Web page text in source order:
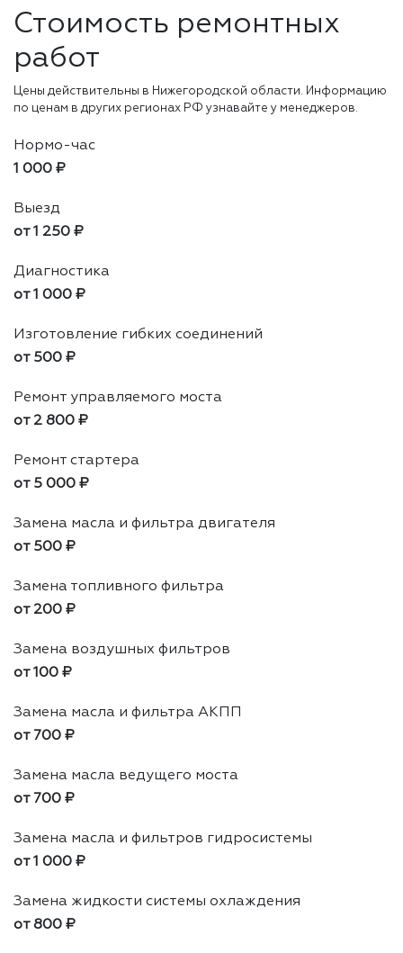
Стоимость ремонтных
работ
Цены действительны в Нижегородской области. Информацию
по ценам в других регионах РФ узнавайте у менеджеров.
Нормо-час
1 000 ₽
Выезд
от 1 250 ₽
Диагностика
от 1 000 ₽
Изготовление гибких соединений
от 500 ₽
Ремонт управляемого моста
от 2 800 ₽
Ремонт стартера
от 5 000 ₽
Замена масла и фильтра двигателя
от 500 ₽
Замена топливного фильтра
от 200 ₽
Замена воздушных фильтров
от 100 ₽
Замена масла и фильтра АКПП
от 700 ₽
Замена масла ведущего моста
от 700 ₽
Замена масла и фильтров гидросистемы
от 1 000 ₽
Замена жидкости системы охлаждения
от 800 ₽